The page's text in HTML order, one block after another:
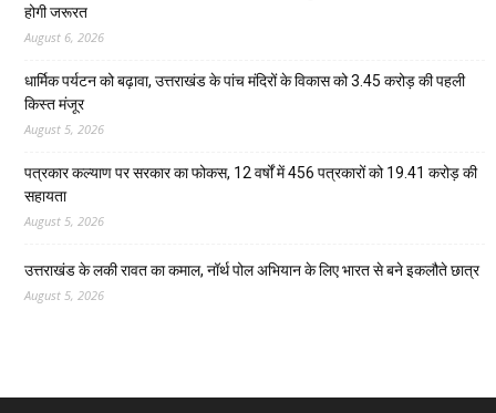
होगी जरूरत
August 6, 2026
धार्मिक पर्यटन को बढ़ावा, उत्तराखंड के पांच मंदिरों के विकास को 3.45 करोड़ की पहली
किस्त मंजूर
August 5, 2026
पत्रकार कल्याण पर सरकार का फोकस, 12 वर्षों में 456 पत्रकारों को 19.41 करोड़ की
सहायता
August 5, 2026
उत्तराखंड के लकी रावत का कमाल, नॉर्थ पोल अभियान के लिए भारत से बने इकलौते छात्र
August 5, 2026